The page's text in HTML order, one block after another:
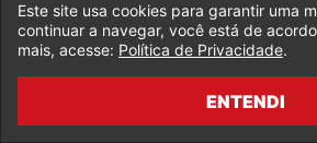
mail:
Salvar dados neste navegador
vez que eu for comentar.
Este site usa cookies para garantir uma
continuar a navegar, você está de
mais, acesse: Política de Privacidade.
ENTENDI